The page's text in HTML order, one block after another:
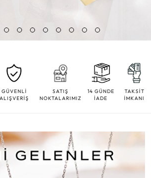
GÜVENLİ
ALIŞVERİŞ
SATIŞ
NOKTALARIMIZ
14 GÜNDE
İADE
TAKSİT
İMKANI